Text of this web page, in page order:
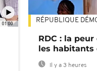
01:00 RÉPUBLIQUE
RDC : la
les habitants
Il y a 3 heures